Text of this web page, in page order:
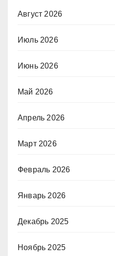
Август 2026
Июль 2026
Июнь 2026
Май 2026
Апрель 2026
Март 2026
Февраль 2026
Январь 2026
Декабрь 2025
Ноябрь 2025